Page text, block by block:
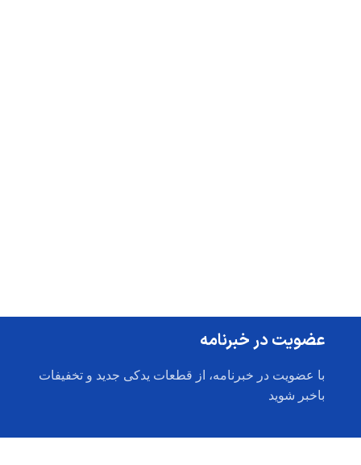
عضویت در خبرنامه
با عضویت در خبرنامه، از قطعات یدکی جدید و تخفیفات
باخبر شوید